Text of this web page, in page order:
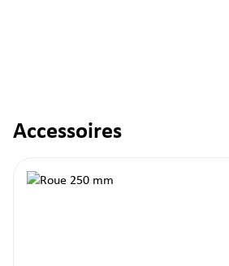
Ignorer la galerie de produits
Accessoires